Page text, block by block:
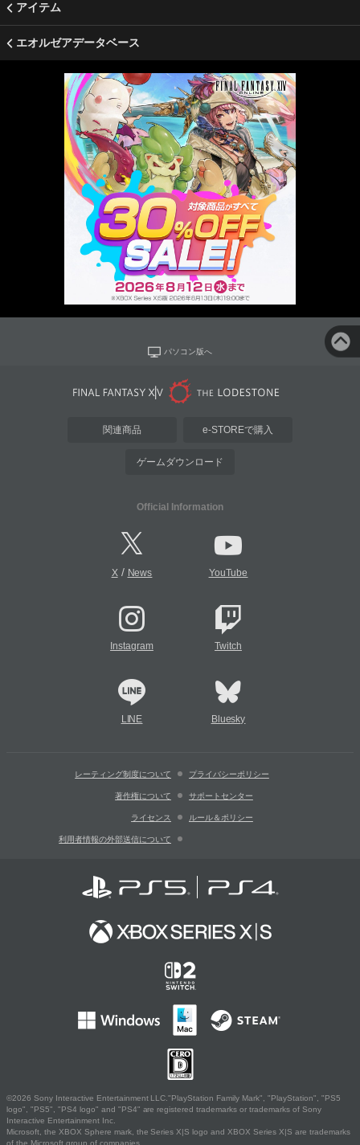
アイテム
エオルゼアデータベース
パソコン版へ
関連商品 e-STOREで購入
ゲームダウンロード
Official Information
X/ News YouTube
Instagram Twitch
LINE Bluesky
レーティング制度について プライバシーポリシー
著作権について サポートセンター
ライセンス ルール＆ポリシー
利用者情報の外部送信について
©2026 Sony Interactive Entertainment LLC."PlayStation Family Mark", "PlayStation", "PS5
logo", "PS5", "PS4 logo" and "PS4" are registered trademarks or trademarks of Sony
Interactive Entertainment Inc.
Microsoft, the XBOX Sphere mark, the Series X|S logo and XBOX Series X|S are trademarks
of the Microsoft group of companies.